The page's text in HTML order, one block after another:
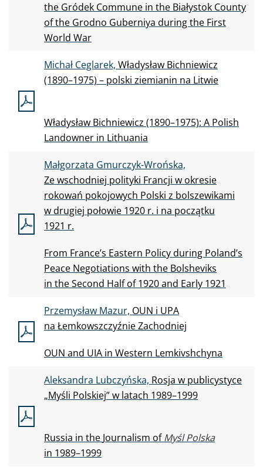
the Gródek Commune in the Białystok County
ofthe Grodno Guberniya during the First
World War
Michał Ceglarek, Władysław Bichniewicz
(1890–1975) – polski ziemianin na Litwie
Władysław Bichniewicz (1890–1975): A Polish
Landowner in Lithuania
Małgorzata Gmurczyk-Wrońska,
Zewschodniej polityki Francji w okresie
rokowań pokojowych Polski z bolszewikami
wdrugiej połowie 1920 r. i na początku
1921 r.
From France’s Eastern Policy during Poland’s
Peace Negotiations with the Bolsheviks
in theSecond Half of 1920 and Early 1921
Przemysław Mazur, OUN i UPA
na Łemkowszczyźnie Zachodniej
OUN and UIA in Western Lemkivshchyna
Aleksandra Lubczyńska, Rosja w publicystyce
„Myśli Polskiej” w latach 1989–1999
Russia in the Journalism of Myśl Polska
in 1989–1999